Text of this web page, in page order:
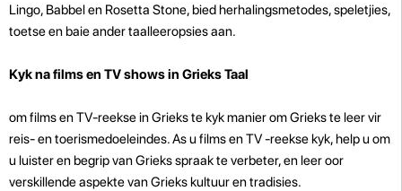
Lingo, Babbel en Rosetta Stone, bied herhalingsmetodes, speletjies,
toetse en baie ander taalleeropsies aan.
Kyk na films en TV shows in Grieks Taal
om films en TV-reekse in Grieks te kyk manier om Grieks te leer vir
reis- en toerismedoeleindes. As u films en TV -reekse kyk, help u om
u luister en begrip van Grieks spraak te verbeter, en leer oor
verskillende aspekte van Grieks kultuur en tradisies.